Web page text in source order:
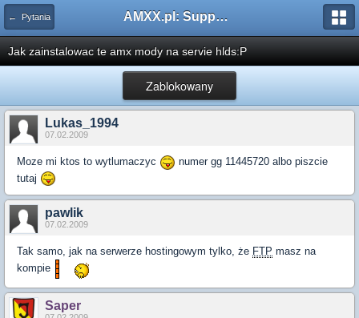
← Pytania AMXX.pl: Support AMX Mod X i SourceMod
Jak zainstalowac te amx mody na servie hlds:P
Zablokowany
Lukas_1994
07.02.2009
Moze mi ktos to wytlumaczyc
numer gg 11445720 albo piszcie
tutaj
pawlik
07.02.2009
Tak samo, jak na serwerze hostingowym tylko, że FTP masz na
kompie
Saper